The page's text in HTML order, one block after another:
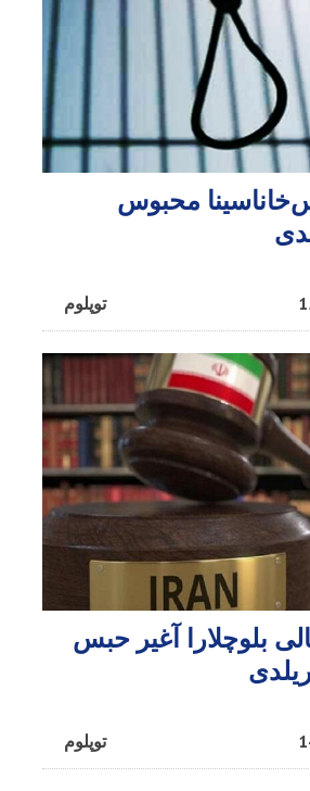
محبوس
توپلوم
بلوچلارا آغیر حبس
توپلوم